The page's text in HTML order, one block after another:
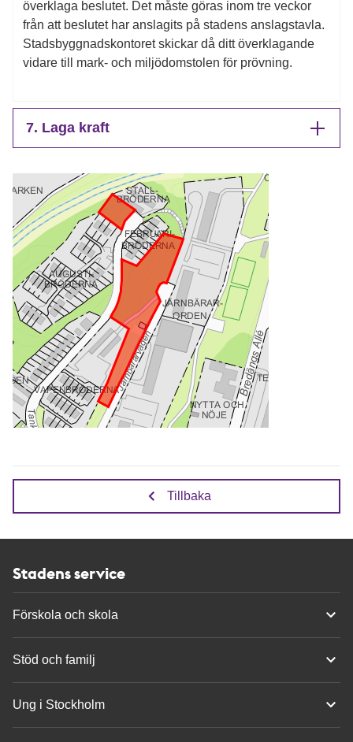
överklaga beslutet. Det måste göras inom tre veckor
från att beslutet har anslagits på stadens anslagstavla.
Stadsbyggnadskontoret skickar då ditt överklagande
vidare till mark- och miljödomstolen för prövning.
7. Laga kraft
Tillbaka
Stadens service
Förskola och skola
Stöd och familj
Ung i Stockholm